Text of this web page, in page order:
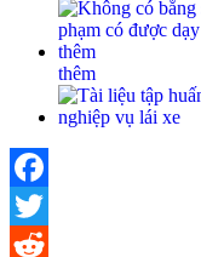
thêm
Facebook
Twitter